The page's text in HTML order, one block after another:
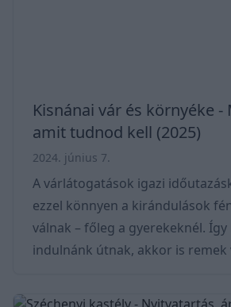
Kisnánai vár és környéke -
amit tudnod kell (2025)
2024. június 7.
A várlátogatások igazi
ezzel könnyen a kirándulások
válnak – főleg a gyerekeknél. Így
indulnánk útnak, akkor is remek
Mátrában és Bükkben futó szuper